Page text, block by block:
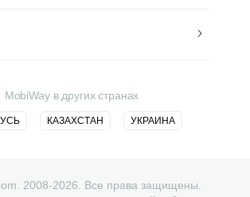
MobiWay в других странах
КАЗАХСТАН УКРАИНА
2008-2026. Все права защищены.